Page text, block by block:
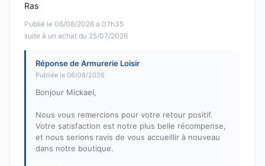
Publié le 06/08/2026 à 07h35
suite à un achat du 25/07/2026
Ras
Réponse de Armurerie Loisir
Publiée le 06/08/2026
Bonjour Mickael,
Nous vous remercions pour votre retour positif.
Votre satisfaction est notre plus belle récompense,
et nous serions ravis de vous accueillir à nouveau
dans notre boutique.